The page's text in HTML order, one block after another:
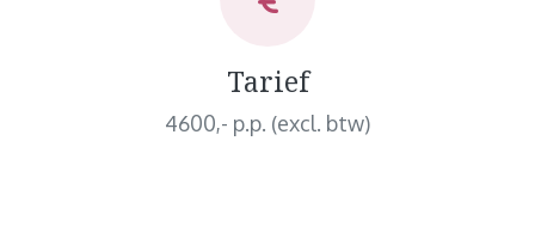
Tarief
4600,- p.p. (excl. btw)